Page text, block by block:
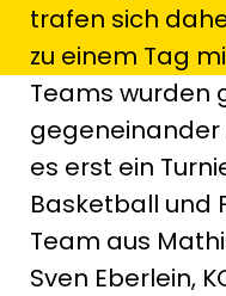
trafen sich
zu einem Tag
Teams wurden
es erst ein
Basketball und
Team aus
Sven Eberlein,